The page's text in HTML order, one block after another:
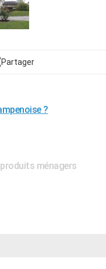
Partager
?
ménagers